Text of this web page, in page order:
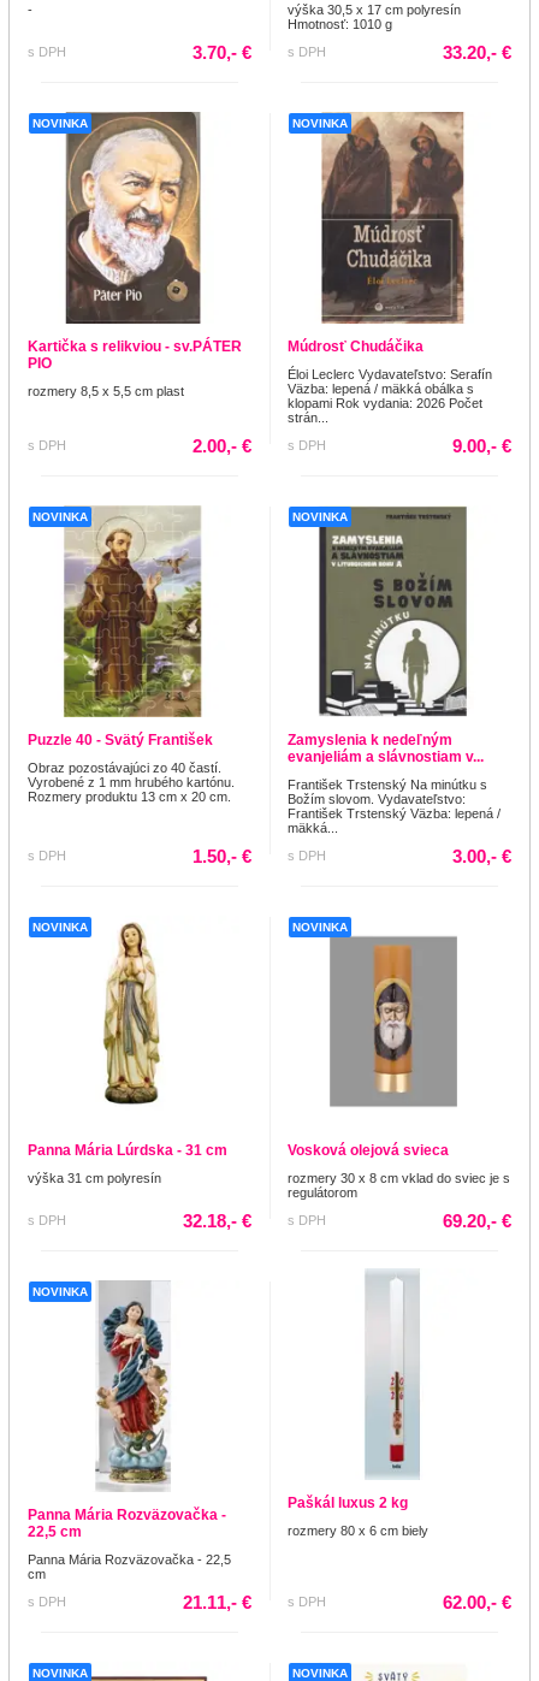
-
s DPH 3.70,- €
výška 30,5 x 17 cm polyresín
Hmotnosť: 1010 g
s DPH
33.20,- €
NOVINKA
Kartička s relikviou - sv.PÁTER
PIO
rozmery 8,5 x 5,5 cm plast
s DPH 2.00,- €
NOVINKA
Múdrosť Chudáčika
Éloi Leclerc Vydavateľstvo: Serafín
Väzba: lepená / mäkká obálka s
klopami Rok vydania: 2026 Počet
strán...
s DPH
9.00,- €
NOVINKA
Puzzle 40 - Svätý František
Obraz pozostávajúci zo 40 častí.
Vyrobené z 1 mm hrubého kartónu.
Rozmery produktu 13 cm x 20 cm.
s DPH 1.50,- €
NOVINKA
Zamyslenia k nedeľným
evanjeliám a slávnostiam v...
František Trstenský Na minútku s
Božím slovom. Vydavateľstvo:
František Trstenský Väzba: lepená /
mäkká...
s DPH
3.00,- €
NOVINKA
Panna Mária Lúrdska - 31 cm
výška 31 cm polyresín
s DPH 32.18,- €
NOVINKA
Vosková olejová svieca
rozmery 30 x 8 cm vklad do sviec je s
regulátorom
s DPH
69.20,- €
NOVINKA
Panna Mária Rozväzovačka -
22,5 cm
Panna Mária Rozväzovačka - 22,5
cm
s DPH
21.11,- €
Paškál luxus 2 kg
rozmery 80 x 6 cm biely
s DPH 62.00,- €
NOVINKA NOVINKA